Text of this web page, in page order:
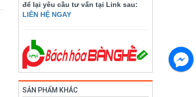
để lại yêu cầu tư vấn tại Link sau:
LIÊN HỆ NGAY
SẢN PHẨM KHÁC